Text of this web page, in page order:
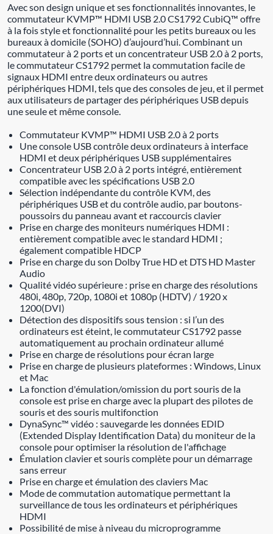
Avec son design unique et ses fonctionnalités innovantes, le
commutateur KVMP™ HDMI USB 2.0 CS1792 CubiQ™ offre
à la fois style et fonctionnalité pour les petits bureaux ou les
bureaux à domicile (SOHO) d’aujourd’hui. Combinant un
commutateur à 2 ports et un concentrateur USB 2.0 à 2 ports,
le commutateur CS1792 permet la commutation facile de
signaux HDMI entre deux ordinateurs ou autres
périphériques HDMI, tels que des consoles de jeu, et il permet
aux utilisateurs de partager des périphériques USB depuis
une seule et même console.
Commutateur KVMP™ HDMI USB 2.0 à 2 ports
Une console USB contrôle deux ordinateurs à interface
HDMI et deux périphériques USB supplémentaires
Concentrateur USB 2.0 à 2 ports intégré, entièrement
compatible avec les spécifications USB 2.0
Sélection indépendante du contrôle KVM, des
périphériques USB et du contrôle audio, par boutons-
poussoirs du panneau avant et raccourcis clavier
Prise en charge des moniteurs numériques HDMI :
entièrement compatible avec le standard HDMI ;
également compatible HDCP
Prise en charge du son Dolby True HD et DTS HD Master
Audio
Qualité vidéo supérieure : prise en charge des résolutions
480i, 480p, 720p, 1080i et 1080p (HDTV) / 1920 x
1200(DVI)
Détection des dispositifs sous tension : si l’un des
ordinateurs est éteint, le commutateur CS1792 passe
automatiquement au prochain ordinateur allumé
Prise en charge de résolutions pour écran large
Prise en charge de plusieurs plateformes : Windows, Linux
et Mac
La fonction d'émulation/omission du port souris de la
console est prise en charge avec la plupart des pilotes de
souris et des souris multifonction
DynaSync™ vidéo : sauvegarde les données EDID
(Extended Display Identification Data) du moniteur de la
console pour optimiser la résolution de l'affichage
Émulation clavier et souris complète pour un démarrage
sans erreur
Prise en charge et émulation des claviers Mac
Mode de commutation automatique permettant la
surveillance de tous les ordinateurs et périphériques
HDMI
Possibilité de mise à niveau du microprogramme